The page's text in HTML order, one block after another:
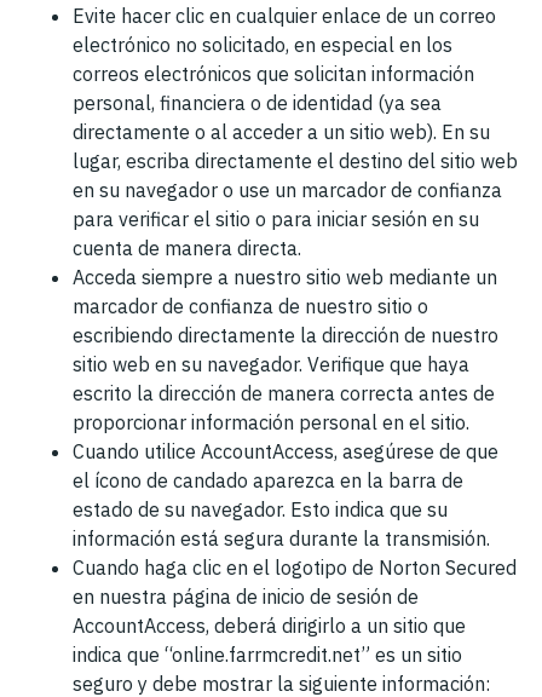
Evite hacer clic en cualquier enlace de un correo
electrónico no solicitado, en especial en los
correos electrónicos que solicitan información
personal, financiera o de identidad (ya sea
directamente o al acceder a un sitio web). En su
lugar, escriba directamente el destino del sitio web
en su navegador o use un marcador de confianza
para verificar el sitio o para iniciar sesión en su
cuenta de manera directa.
Acceda siempre a nuestro sitio web mediante un
marcador de confianza de nuestro sitio o
escribiendo directamente la dirección de nuestro
sitio web en su navegador. Verifique que haya
escrito la dirección de manera correcta antes de
proporcionar información personal en el sitio.
Cuando utilice AccountAccess, asegúrese de que
el ícono de candado aparezca en la barra de
estado de su navegador. Esto indica que su
información está segura durante la transmisión.
Cuando haga clic en el logotipo de Norton Secured
en nuestra página de inicio de sesión de
AccountAccess, deberá dirigirlo a un sitio que
indica que “online.farrmcredit.net” es un sitio
seguro y debe mostrar la siguiente información: